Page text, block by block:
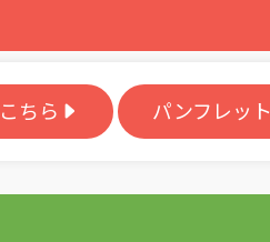
ちら パンフレット